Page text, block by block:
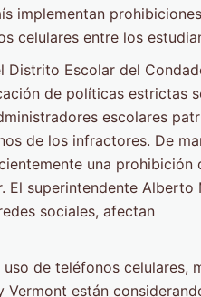
implementan prohibiciones
celulares entre los
Distrito Escolar del
de políticas estrictas
escolares
de los infractores. De
una prohibición
El superintendente Alberto
sociales, afectan
de teléfonos celulares,
Vermont están